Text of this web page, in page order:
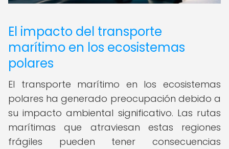
El impacto del transporte
marítimo en los ecosistemas
polares
El transporte marítimo en los ecosistemas
polares ha generado preocupación debido a
su impacto ambiental significativo. Las rutas
marítimas que atraviesan estas regiones
frágiles pueden tener consecuencias